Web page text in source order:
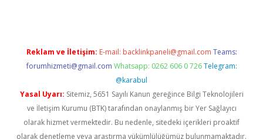
Reklam ve İletişim: E-mail: backlinkpaneli@gmail.com Teams:
forumhizmeti@gmail.com Whatsapp: 0262 606 0 726 Telegram:
@karabul
Yasal Uyarı: Sitemiz, 5651 Sayılı Kanun gereğince Bilgi Teknolojileri
ve İletişim Kurumu (BTK) tarafından onaylanmış bir Yer Sağlayıcı
olarak hizmet vermektedir. Bu nedenle, sitedeki içerikleri proaktif
olarak denetleme veya araştırma yükümlülüğümüz bulunmamaktadır.